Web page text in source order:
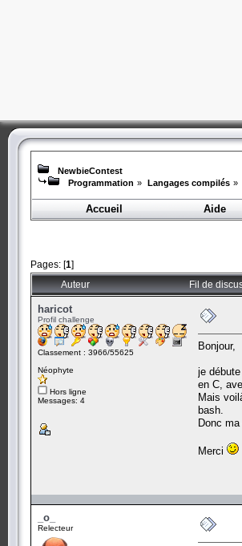
NewbieContest
Programmation » Langages compilés »
Accueil
Aide
Pages: [1]
Auteur Fil de
haricot
Profil challenge
Classement : 3966/55625
Néophyte
Hors ligne
Messages: 4
Bonjour,
je
en C,
Mais
bash.
Donc
Merci
_o_
Relecteur